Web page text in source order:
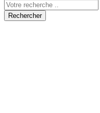
Rechercher